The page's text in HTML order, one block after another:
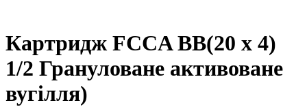
Картридж FCCA BB(20 х 4)
1/2 Грануловане активоване
вугілля)